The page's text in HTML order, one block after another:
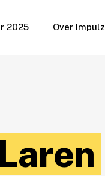
2025 Over Impulz